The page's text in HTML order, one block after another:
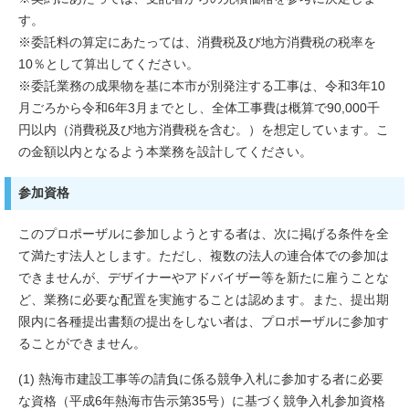
す。
※委託料の算定にあたっては、消費税及び地方消費税の税率を
10％として算出してください。
※委託業務の成果物を基に本市が別発注する工事は、令和3年10
月ごろから令和6年3月までとし、全体工事費は概算で90,000千
円以内（消費税及び地方消費税を含む。）を想定しています。こ
の金額以内となるよう本業務を設計してください。
参加資格
このプロポーザルに参加しようとする者は、次に掲げる条件を全
て満たす法人とします。ただし、複数の法人の連合体での参加は
できませんが、デザイナーやアドバイザー等を新たに雇うことな
ど、業務に必要な配置を実施することは認めます。また、提出期
限内に各種提出書類の提出をしない者は、プロポーザルに参加す
ることができません。
(1) 熱海市建設工事等の請負に係る競争入札に参加する者に必要
な資格（平成6年熱海市告示第35号）に基づく競争入札参加資格